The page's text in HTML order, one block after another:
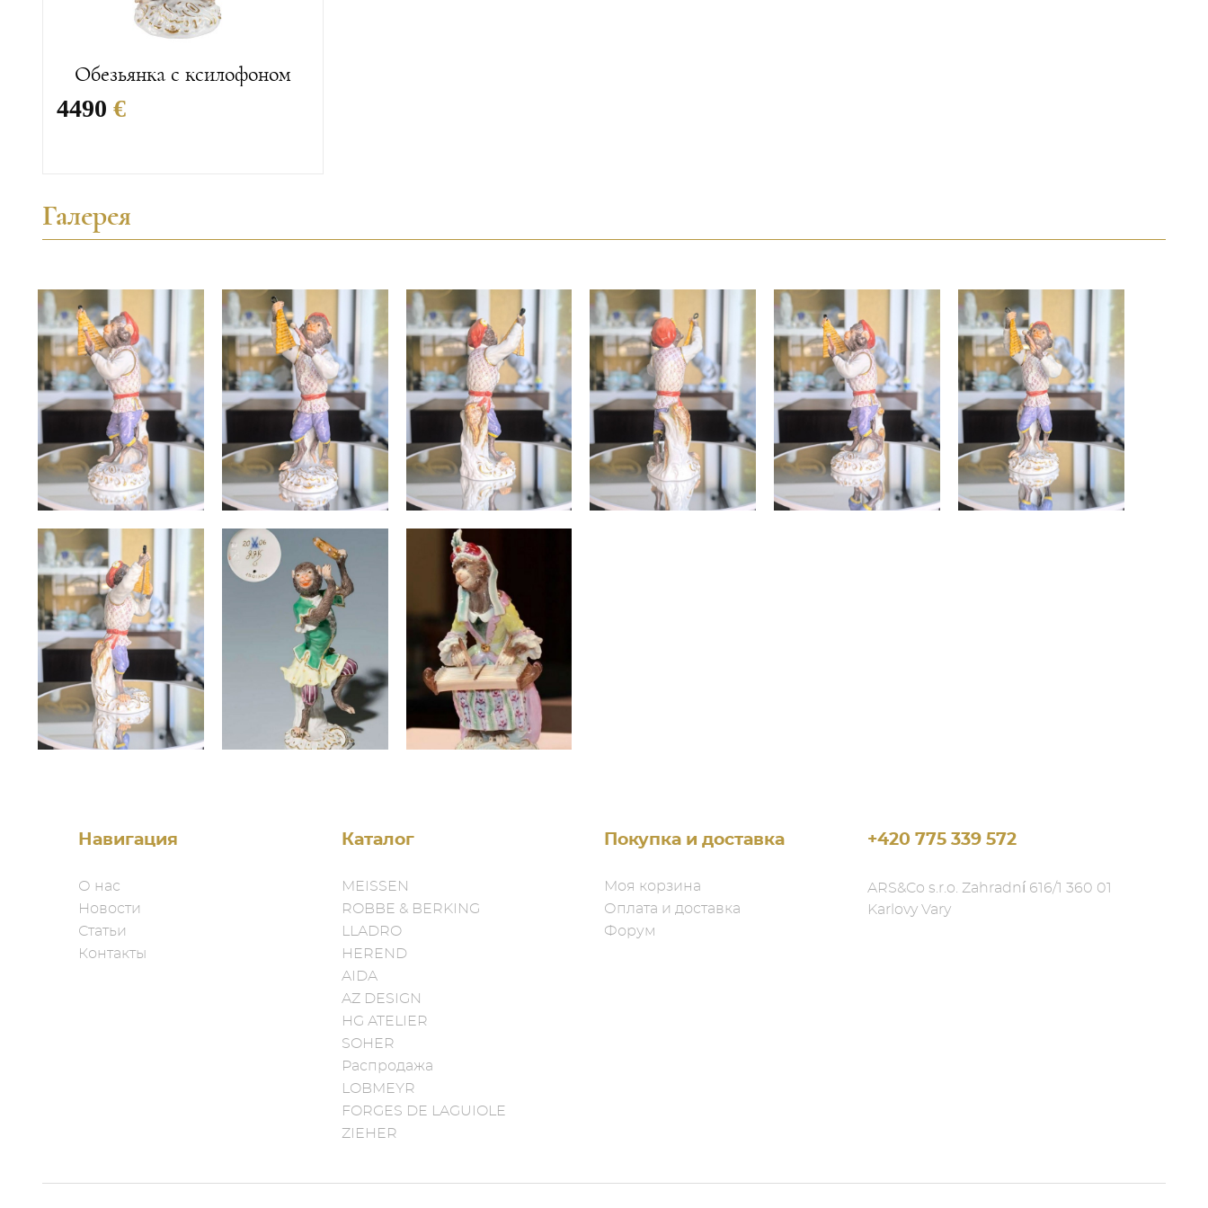
Обезьянка с ксилофоном
4490 €
Галерея
Навигация
О нас
Новости
Статьи
Контакты
Каталог
MEISSEN
ROBBE & BERKING
LLADRO
HEREND
AIDA
AZ DESIGN
HG ATELIER
SOHER
Распродажа
LOBMEYR
FORGES DE LAGUIOLE
ZIEHER
Покупка и доставка
Моя корзина
Оплата и доставка
Форум
+420 775 339 572
ARS&Co s.r.o. Zahradní 616/1 360 01
Karlovy Vary